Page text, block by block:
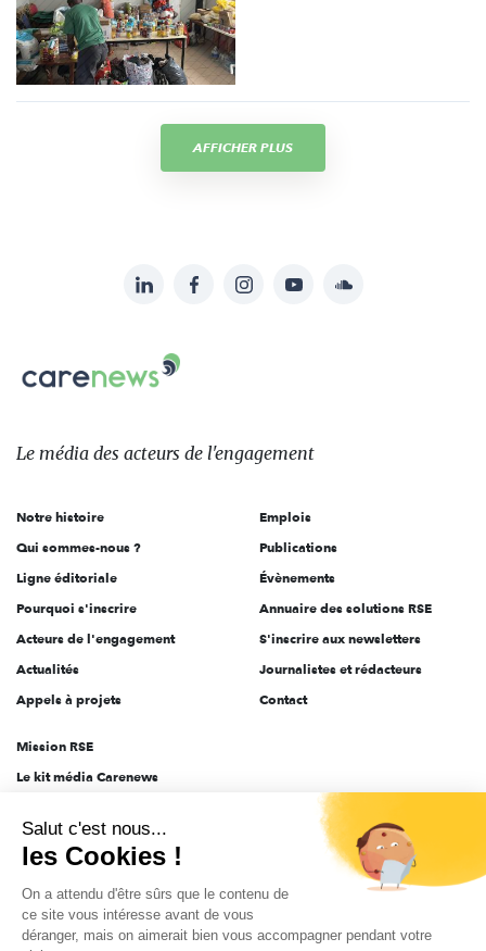
AFFICHER PLUS
sur:
LinkedInFacebookInstagramYouTubeSoundcloud
Carenews,
Le
des
l'engagement
Le média des acteurs de l'engagement
Notre histoire
Qui sommes-nous ?
Ligne éditoriale
Pourquoi s'inscrire
Acteurs de l'engagement
Actualités
Appels à projets
Emplois
Publications
Évènements
Annuaire des solutions RSE
S'inscrire aux newsletters
Journalistes et rédacteurs
Contact
Mission RSE
Le kit média Carenews
AEF info
Novethic
PRODURABLE
Inclusiv Day
Salut c'est nous...
les Cookies !
On a attendu d'être sûrs que le contenu de
ce site vous intéresse avant de vous
déranger, mais on aimerait bien vous accompagner pendant votre